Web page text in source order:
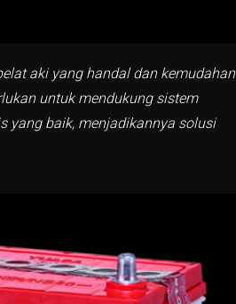
aki yang handal dan kemudahan
untuk mendukung sistem
yang baik, menjadikannya solusi